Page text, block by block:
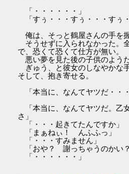
「・・・・・・」
「すぅ・・・すぅ・・・すぅ・
俺は、そっと鶴屋さんの手を握
そうせずに入られなかった。
で、恐くて恐くて仕方が無い。
悪い夢を見た後の子供のようだ
ぎゅう、と彼女のしなやかな
そして、抱き寄せる。
「本当に、なんてヤツだ・・
「本当に、なんてヤツだ。乙
さ」
「・・・起きてたんですか」
「まぁねぃ！ んふふっ」
「・・・すみません」
「おや？ 謝っちゃうのかい？
「・・・・・・」